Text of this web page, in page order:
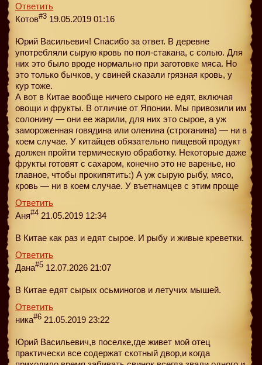
Ответить
Котов#3 19.05.2019 01:16
Юрий Васильевич! Спасибо за ответ. В деревне
употребляли сырую кровь по пол-стакана, с солью. Для
них это было вроде нормально при заготовке мяса. Но
это только бычков, у свиней сказали грязная кровь, у
кур тоже.
А вот в Китае вообще ничего сырого не едят, включая
овощи и фрукты. В отличие от Японии. Мы привозили им
солонину — они ее жарили, для них это сырое, а уж
замороженная говядина или оленина (строганина) — ни в
коем случае. У китайцев обязательно пищевой продукт
должен пройти термическую обработку. Некоторые даже
фрукты готовят с сахаром, конечно это не варенье, но
главное, чтобы прокипятить:) А уж сырую рыбу, мясо,
кровь — ни в коем случае. У въетнамцев с этим проще
Ответить
Аня#4 21.05.2019 12:34
В Китае как раз и едят сырое. И рыбу и живые креветки.
Ответить
Дана#5 12.07.2026 21:07
В Китае едят сырых осьминогов и летучих мышей.
Ответить
ника#6 21.05.2019 23:22
Юрий Васильевич,в поселке,где живет мой отец
практически все содержат скотный двор,и когда